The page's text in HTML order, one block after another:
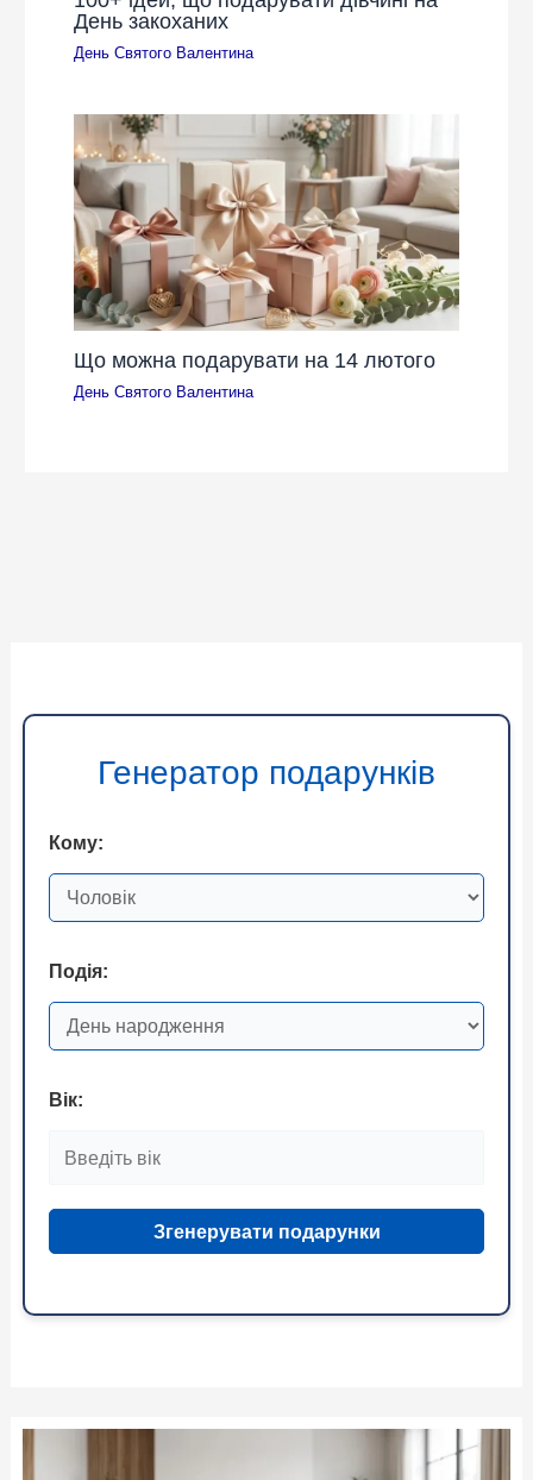
День закоханих
День Святого Валентина
Що можна подарувати на 14 лютого
День Святого Валентина
Генератор подарунків
Кому:
Подія:
Вік:
Згенерувати подарунки